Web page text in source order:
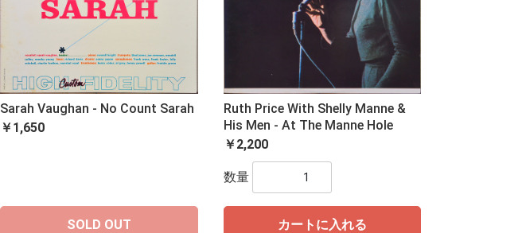
Sarah Vaughan - No Count Sarah
￥1,650
SOLD OUT
Ruth Price With Shelly Manne &
His Men - At The Manne Hole
￥2,200
数量
カートに入れる